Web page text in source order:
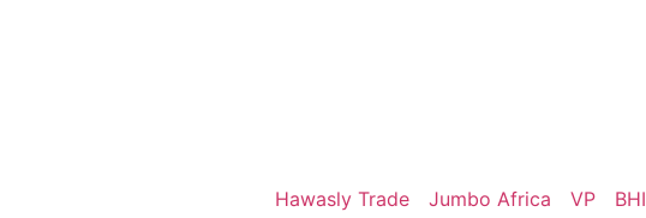
Hawasly Trade Jumbo Africa VP BHI